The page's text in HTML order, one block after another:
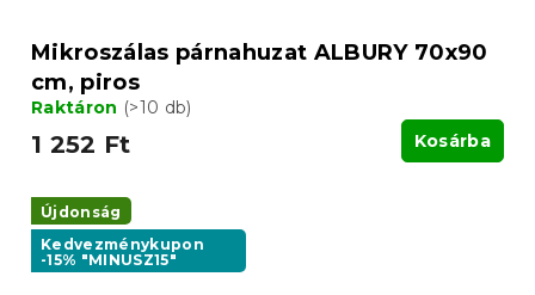
Mikroszálas párnahuzat ALBURY 70x90
cm, piros
Raktáron (>10 db)
1 252 Ft Kosárba
Újdonság
Kedvezménykupon
-15% "MINUSZ15"